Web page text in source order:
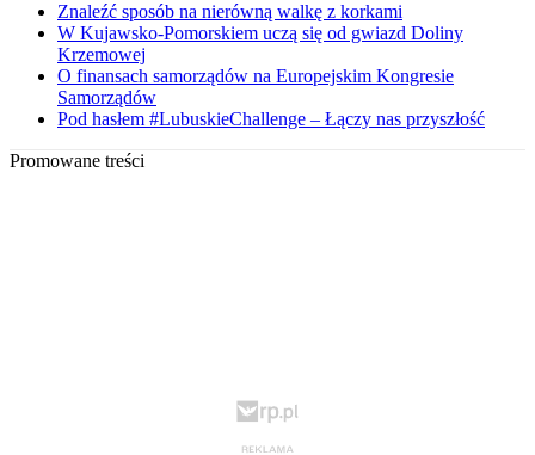
Znaleźć sposób na nierówną walkę z korkami
W Kujawsko-Pomorskiem uczą się od gwiazd Doliny
Krzemowej
O finansach samorządów na Europejskim Kongresie
Samorządów
Pod hasłem #LubuskieChallenge – Łączy nas przyszłość
Promowane treści